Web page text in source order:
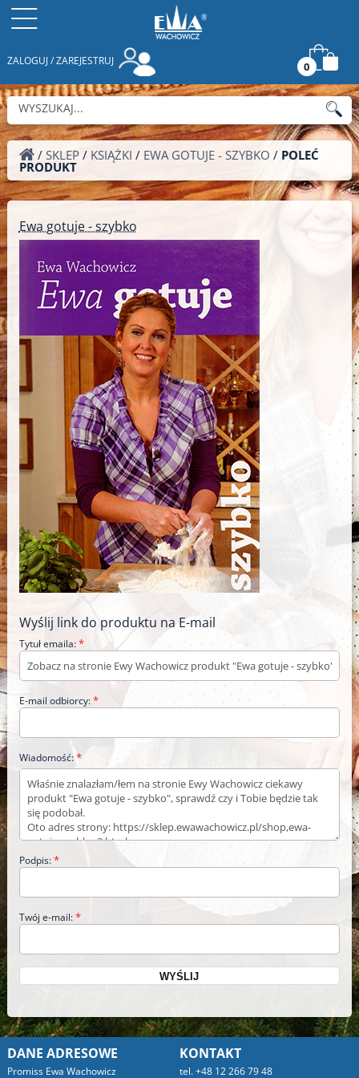
ZALOGUJ / ZAREJESTRUJ 0
/ SKLEP/ KSIĄŻKI / EWA GOTUJE - SZYBKO / POLEĆ
PRODUKT
Ewa gotuje - szybko
Wyślij link do produktu na E-mail
Tytuł emaila:*
E-mail odbiorcy:*
Wiadomość:*
Podpis:*
Twój e-mail:*
DANE ADRESOWE
Promiss Ewa Wachowicz
KONTAKT
tel. +48 12 266 79 48